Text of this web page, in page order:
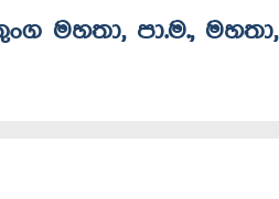
මහතා, පා.ම.,